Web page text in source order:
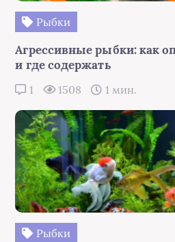
Рыбки
Агрессивные рыбки: как
и где содержать
1 1508 1 мин.
Рыбки